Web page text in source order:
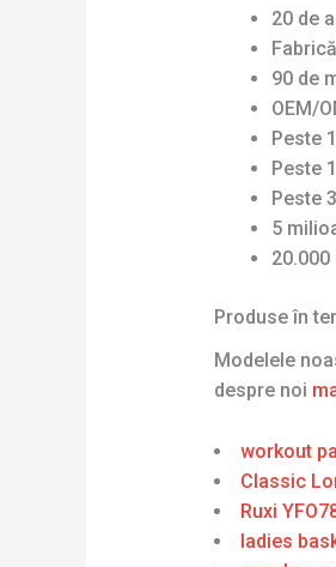
20 de
90 de
OEM/
Peste
Peste
Peste
5
Produse în
Modelele
despre noi
workout
Classic
Ruxi
ladies